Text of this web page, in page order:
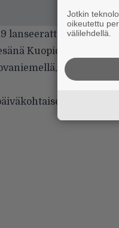
lanseerattu Rock In
Kuopiossa,
Lahdessa,
esiintyjät
Jotkin
oikeutettu
välilehdellä.